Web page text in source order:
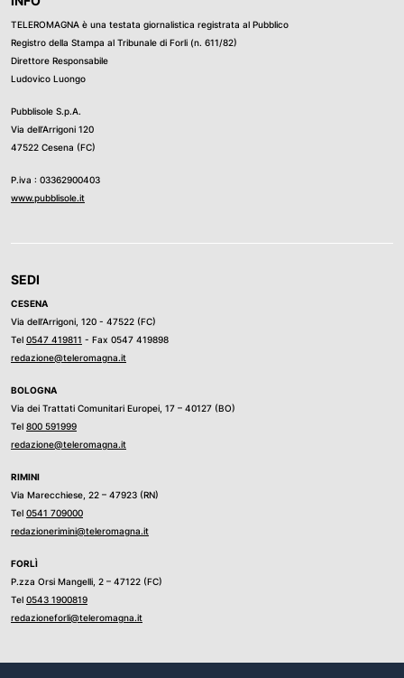
TELEROMAGNA è una testata giornalistica registrata al Pubblico
Registro della Stampa al Tribunale di Forli (n. 611/82)
Direttore Responsabile
Ludovico Luongo
Pubblisole S.p.A.
Via dell’Arrigoni 120
47522 Cesena (FC)
P.iva : 03362900403
www.pubblisole.it
SEDI
CESENA
Via dell’Arrigoni, 120 - 47522 (FC)
Tel 0547 419811 - Fax 0547 419898
redazione@teleromagna.it
BOLOGNA
Via dei Trattati Comunitari Europei, 17 – 40127 (BO)
Tel 800 591999
redazione@teleromagna.it
RIMINI
Via Marecchiese, 22 – 47923 (RN)
Tel 0541 709000
redazionerimini@teleromagna.it
FORLÌ
P.zza Orsi Mangelli, 2 – 47122 (FC)
Tel 0543 1900819
redazioneforli@teleromagna.it